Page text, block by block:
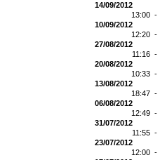
14/09/2012
13:00 -
10/09/2012
12:20 -
27/08/2012
11:16 -
20/08/2012
10:33 -
13/08/2012
18:47 -
06/08/2012
12:49 -
31/07/2012
11:55 -
23/07/2012
12:00 -